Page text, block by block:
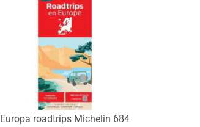
Europa roadtrips Michelin 684